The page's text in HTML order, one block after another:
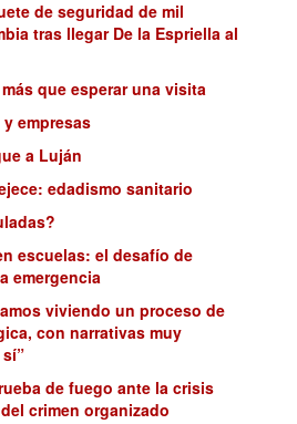
de seguridad de mil
tras llegar De la Espriella al
que esperar una visita
empresas
a Luján
edadismo sanitario
escuelas: el desafío de
emergencia
viviendo un proceso de
con narrativas muy
de fuego ante la crisis
crimen organizado